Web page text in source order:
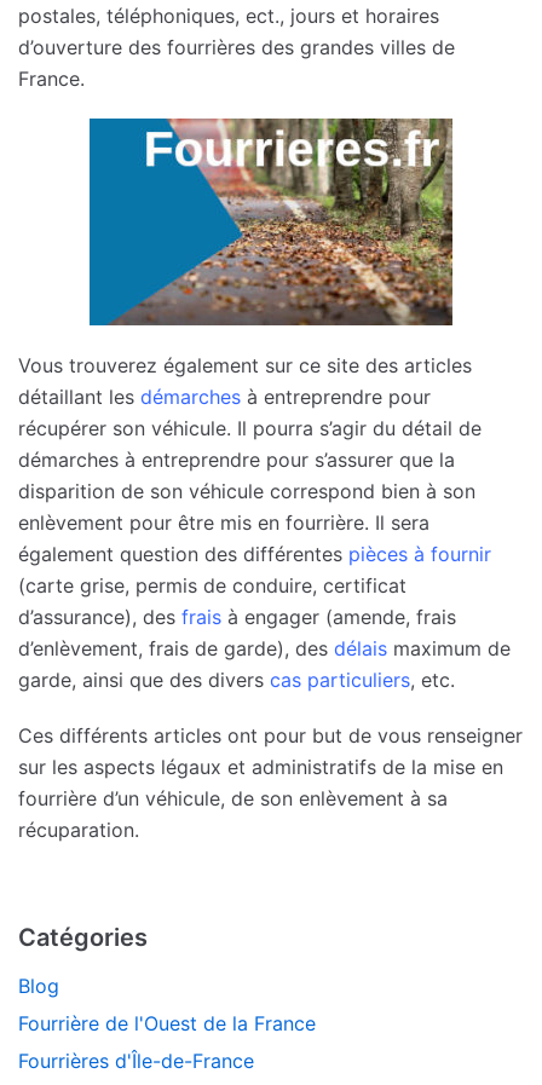
postales, téléphoniques, ect., jours et horaires
d’ouverture des fourrières des grandes villes de
France.
Vous trouverez également sur ce site des articles
détaillant les démarches à entreprendre pour
récupérer son véhicule. Il pourra s’agir du détail de
démarches à entreprendre pour s’assurer que la
disparition de son véhicule correspond bien à son
enlèvement pour être mis en fourrière. Il sera
également question des différentes pièces à fournir
(carte grise, permis de conduire, certificat
d’assurance), des frais à engager (amende, frais
d’enlèvement, frais de garde), des délais maximum de
garde, ainsi que des divers cas particuliers, etc.
Ces différents articles ont pour but de vous renseigner
sur les aspects légaux et administratifs de la mise en
fourrière d’un véhicule, de son enlèvement à sa
récuparation.
Catégories
Blog
Fourrière de l'Ouest de la France
Fourrières d'Île-de-France